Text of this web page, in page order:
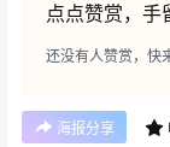
点点赞赏，手
还没有人赞赏，快
海报分享